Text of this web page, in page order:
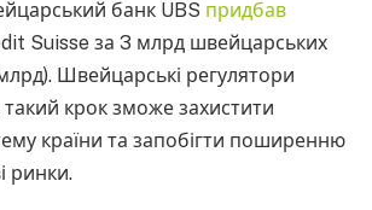
банк UBS придбав
Suisse за 3 млрд швейцарських
Швейцарські регулятори
крок зможе захистити
країни та запобігти поширенню
ринки.